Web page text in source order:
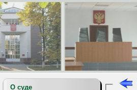
О суде